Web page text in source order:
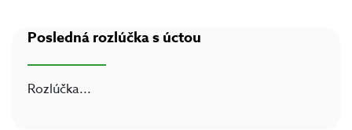
Posledná rozlúčka s úctou
Rozlúčka...